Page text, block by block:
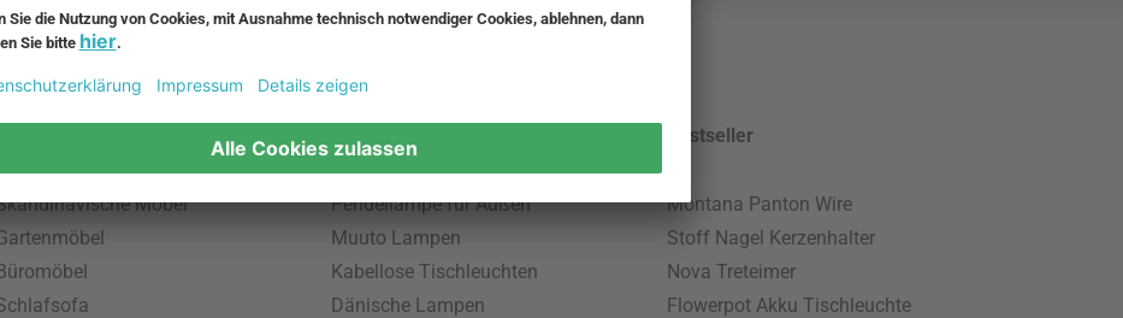
MwSt. und zzgl.
Möbel
Beliebte Leuchten
Pendellampe für Außen
Muuto Lampen
Kabellose Tischleuchten
Dänische Lampen
Bestseller
Montana Panton Wire
Stoff Nagel Kerzenhalter
Nova Treteimer
Flowerpot Akku Tischleuchte